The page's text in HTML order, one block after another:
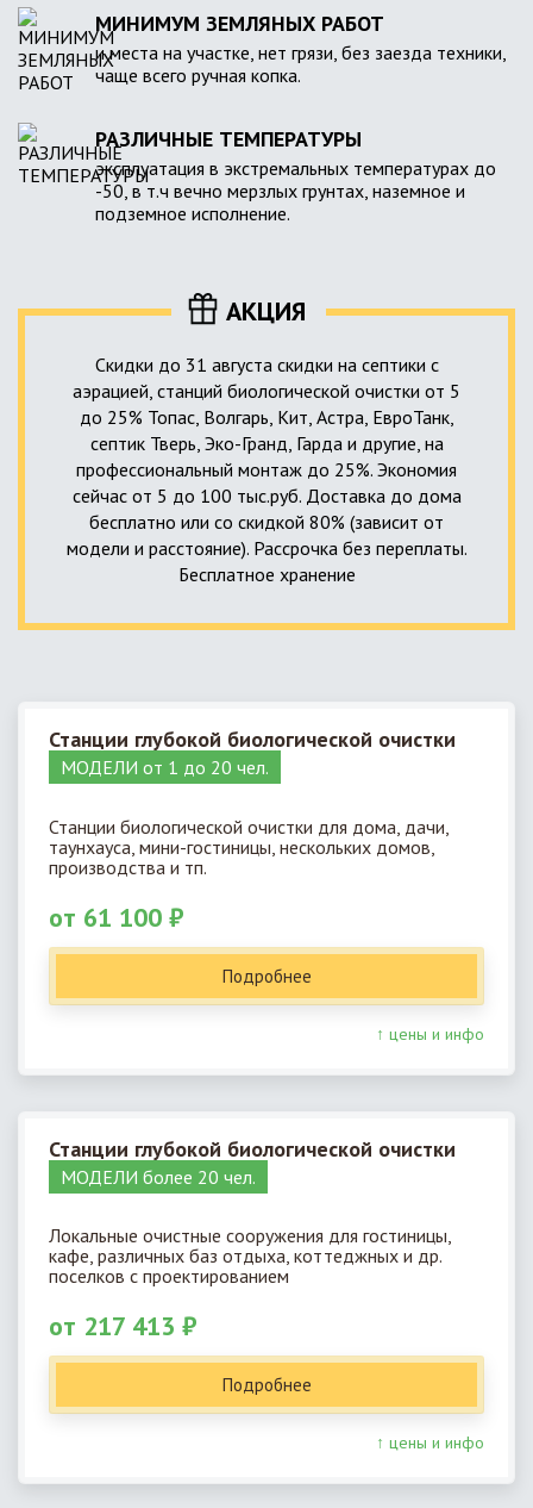
МИНИМУМ ЗЕМЛЯНЫХ РАБОТ
и места на участке, нет грязи, без заезда техники,
чаще всего ручная копка.
РАЗЛИЧНЫЕ ТЕМПЕРАТУРЫ
эксплуатация в экстремальных температурах до
-50, в т.ч вечно мерзлых грунтах, наземное и
подземное исполнение.
АКЦИЯ
Скидки до 31 августа скидки на септики с
аэрацией, станций биологической очистки от 5
до 25% Топас, Волгарь, Кит, Астра, ЕвроТанк,
септик Тверь, Эко-Гранд, Гарда и другие, на
профессиональный монтаж до 25%. Экономия
сейчас от 5 до 100 тыс.руб. Доставка до дома
бесплатно или со скидкой 80% (зависит от
модели и расстояние). Рассрочка без переплаты.
Бесплатное хранение
Станции глубокой биологической очистки
МОДЕЛИ от 1 до 20 чел.
Станции биологической очистки для дома, дачи,
таунхауса, мини-гостиницы, нескольких домов,
производства и тп.
от 61 100 ₽
Подробнее
↑ цены и инфо
Станции глубокой биологической очистки
МОДЕЛИ более 20 чел.
Локальные очистные сооружения для гостиницы,
кафе, различных баз отдыха, коттеджных и др.
поселков с проектированием
от 217 413 ₽
Подробнее
↑ цены и инфо